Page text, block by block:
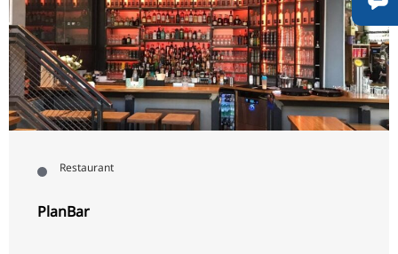
Restaurant
PlanBar